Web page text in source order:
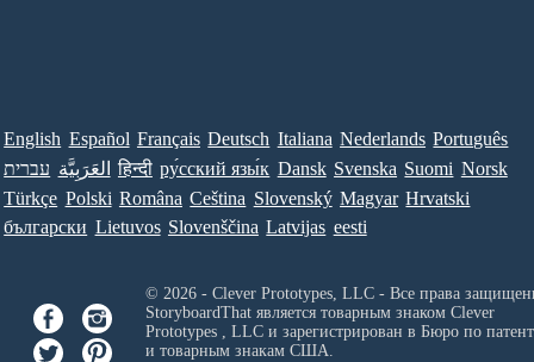
English Español Français Deutsch Italiana Nederlands Português
עברית العَرَبِيَّة हिन्दी ру́сский язы́к Dansk Svenska Suomi Norsk
Türkçe Polski Româna Ceština Slovenský Magyar Hrvatski
български Lietuvos Slovenščina Latvijas eesti
© 2026 - Clever Prototypes, LLC - Все права
StoryboardThat является товарным знаком Clever
Prototypes , LLCи зарегистрирован в Бюро по
и товарным знакам США.